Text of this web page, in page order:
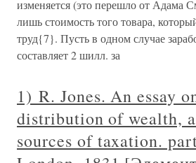
изменяется (это перешло от Адама
лишь стоимость того товара,
труд{7}. Пусть в одном случае
составляет 2 шилл. за
1) R. Jones. An essay
distribution of wealth,
sources of taxation.